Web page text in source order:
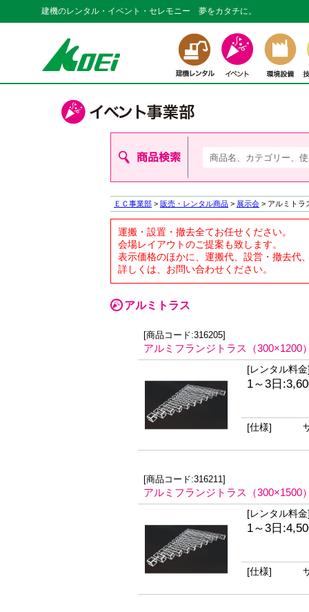
建機のレンタル・イベント・セレモニー 夢をカタチに。
ＥＣ事業部 > 販売・レンタル商品 > 展示会 > アルミトラ
運搬・設置・撤去全てお任せください。
会場レイアウトのご提案も致します。
表示価格のほかに、運搬代、設営・撤去代
詳しくは、お問い合わせください。
アルミトラス
[商品コード:316205]
アルミフランジトラス（300×1200
[レンタル料
1～3日
[仕様]
[商品コード:316211]
アルミフランジトラス（300×1500
[レンタル料
1～3日
[仕様]